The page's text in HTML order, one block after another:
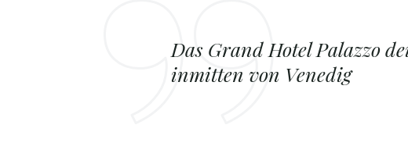
Das Grand Hotel Palazzo
inmitten von Venedig